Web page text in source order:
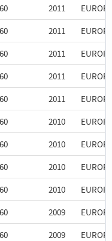
2011
2011
2011
2011
2011
2010
2010
2010
2010
2009
2009